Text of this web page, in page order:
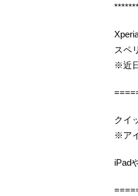
スペ
※近
クイ
※ア
iPad